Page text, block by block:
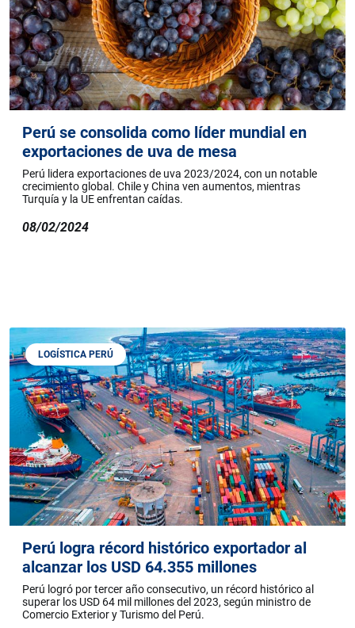
Perú se consolida como líder mundial en
exportaciones de uva de mesa
Perú lidera exportaciones de uva 2023/2024, con un notable
crecimiento global. Chile y China ven aumentos, mientras
Turquía y la UE enfrentan caídas.
08/02/2024
LOGÍSTICA PERÚ
Perú logra récord histórico exportador al
alcanzar los USD 64.355 millones
Perú logró por tercer año consecutivo, un récord histórico al
superar los USD 64 mil millones del 2023, según ministro de
Comercio Exterior y Turismo del Perú.